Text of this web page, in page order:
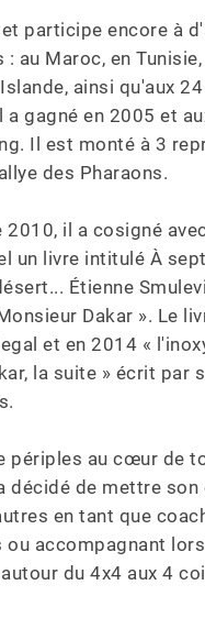
participe encore à
au Maroc, en Tunisie,
ainsi qu'aux
a gagné en 2005 et
Il est monté à 3
des Pharaons.
2010, il a cosigné
un livre intitulé À
Étienne
Dakar ». Le
et en 2014 «
la suite » écrit par
périples au cœur de
décidé de mettre son
en tant que
ou accompagnant
du 4x4 aux 4